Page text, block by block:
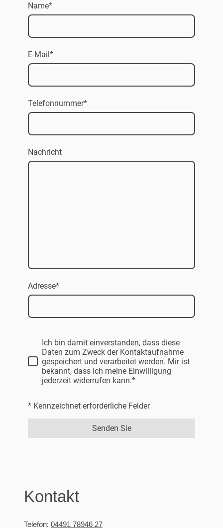
Name*
E-Mail*
Telefonnummer*
Nachricht
Adresse*
Ich bin damit einverstanden, dass diese
Daten zum Zweck der Kontaktaufnahme
gespeichert und verarbeitet werden. Mir ist
bekannt, dass ich meine Einwilligung
jederzeit widerrufen kann.*
* Kennzeichnet erforderliche Felder
Senden Sie
Kontakt
Telefon: 04491 78946 27